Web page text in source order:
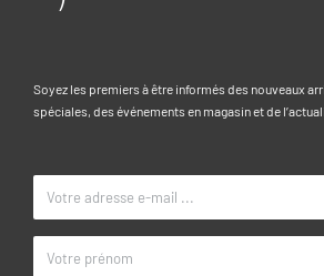
MARQUE
CONTACT
Centre commercial Garden City,
Soyez les premiers à être informés des nouveaux
spéciales, des événements en magasin et de